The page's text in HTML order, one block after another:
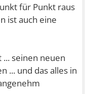
für Punkt raus
ist auch eine
seinen neuen
... und das alles in